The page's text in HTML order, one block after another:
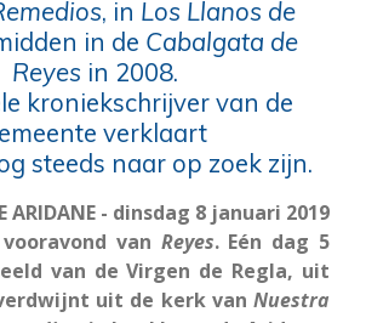
, in Los Llanos de
in de Cabalgata de
Reyes in 2008.
kroniekschrijver van de
verklaart
steeds naar op zoek zijn.
ARIDANE - dinsdag 8 januari 2019
van Reyes. Eén dag 5
van de Virgen de Regla, uit
uit de kerk van Nuestra